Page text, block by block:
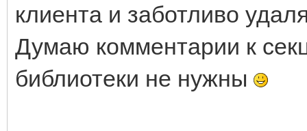
клиента и заботливо
Думаю комментарии к
библиотеки не нужны